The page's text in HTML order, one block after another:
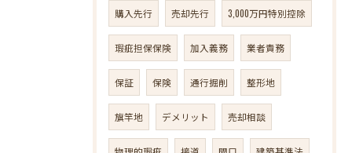
購入先行 売却先行 3,000万円特別控除
瑕疵担保保険 加入義務 業者責務
保証 保険 通行掘削 整形地
旗竿地 デメリット 売却相談